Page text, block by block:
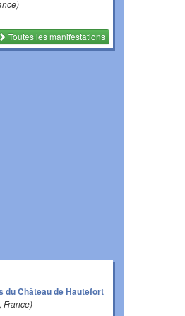
Toutes les manifestations
du Château de Hautefort
France)